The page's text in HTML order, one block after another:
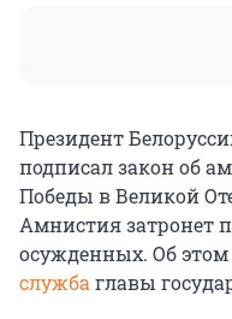
Президент
подписал закон об
Победы в Великой
Амнистия затронет
осужденных. Об
служба главы